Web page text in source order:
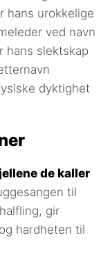
hans urokkelige
ved navn
hans slektskap
dyktighet
de kaller
til
gir
hardheten til